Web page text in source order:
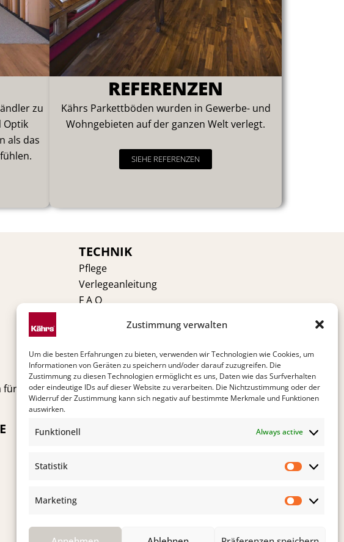
Zustimmung verwalten
Um die besten Erfahrungen zu bieten, verwenden wir Technologien wie Cookies, um
Informationen von Geräten zu speichern und/oder darauf zuzugreifen. Die
Zustimmung zu diesen Technologien ermöglicht es uns, Daten wie das Surfverhalten
oder eindeutige IDs auf dieser Website zu verarbeiten. Die Nichtzustimmung oder der
Widerruf der Zustimmung kann sich negativ auf bestimmte Merkmale und Funktionen
auswirken.
Funktionell Always active
Statistik
Statistik
Marketing
zu
Optik
als das
REFERENZEN
Kährs Parkettböden wurden in Gewerbe- und
Wohngebieten auf der ganzen Welt verlegt.
SIEHE REFERENZEN
für Ihre
TECHNIK
Pflege
Verlegeanleitung
F A Q
VOR DEM KAUF
Kährs Schweiz
Ökologie
Zertifikate
Warum Kährs